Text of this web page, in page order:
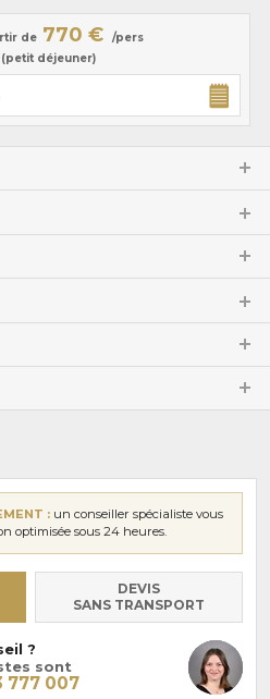
de 770 €
/pers
(petit déjeuner)
: un conseiller spécialiste vous
optimisée sous 24 heures.
DEVIS
SANS TRANSPORT
?
sont
777 007